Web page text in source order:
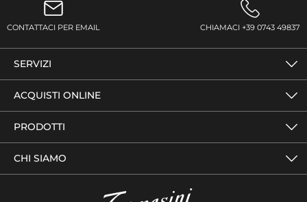
CONTATTACI PER EMAIL CHIAMACI +39 0743 49837
SERVIZI
ACQUISTI ONLINE
PRODOTTI
CHI SIAMO